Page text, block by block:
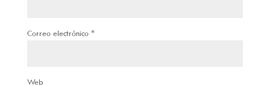
Correo electrónico *
Web